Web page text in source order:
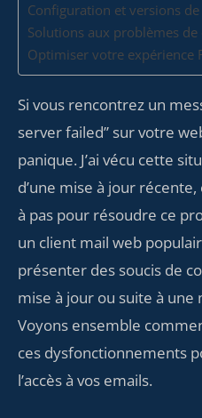
Configuration et versions
Solutions aux problèmes de
Optimiser votre expérience
Si vous rencontrez un
server failed” sur votre
panique. J’ai vécu cette
d’une mise à jour
à pas pour résoudre ce
un client mail web
présenter des soucis de
mise à jour ou suite à
Voyons ensemble
ces dysfonctionnements
l’accès à vos emails.